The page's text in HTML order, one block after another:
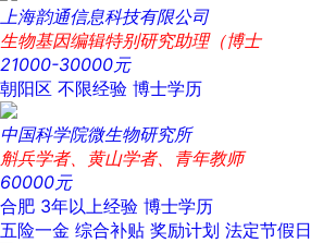
上海韵通信息科技有限公司
生物基因编辑特别研究助理（博士
21000-30000元
朝阳区 不限经验 博士学历
中国科学院微生物研究所
斛兵学者、黄山学者、青年教师
60000元
合肥 3年以上经验 博士学历
五险一金 综合补贴 奖励计划 法定节假日